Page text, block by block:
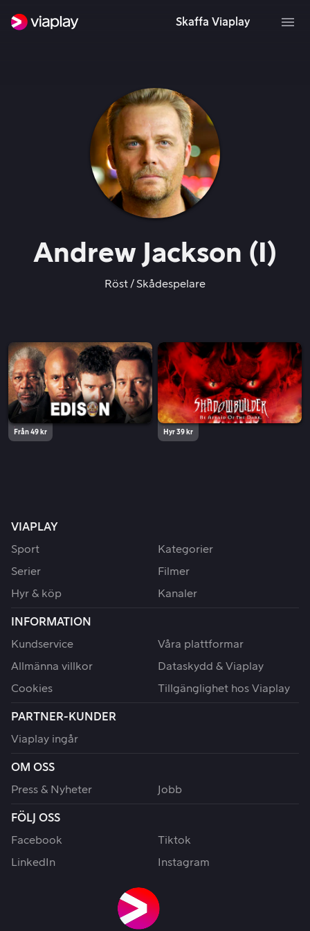
Skaffa Viaplay
Andrew Jackson (I)
Röst Skådespelare
Från 49 kr Hyr 39 kr
VIAPLAY
Sport
Kategorier
Serier
Filmer
Hyr & köp
Kanaler
INFORMATION
Kundservice
Våra plattformar
Allmänna villkor
Dataskydd & Viaplay
Cookies
Tillgänglighet hos Viaplay
PARTNER-KUNDER
Viaplay ingår
OM OSS
Press & Nyheter
Jobb
FÖLJ OSS
Facebook
Tiktok
LinkedIn
Instagram